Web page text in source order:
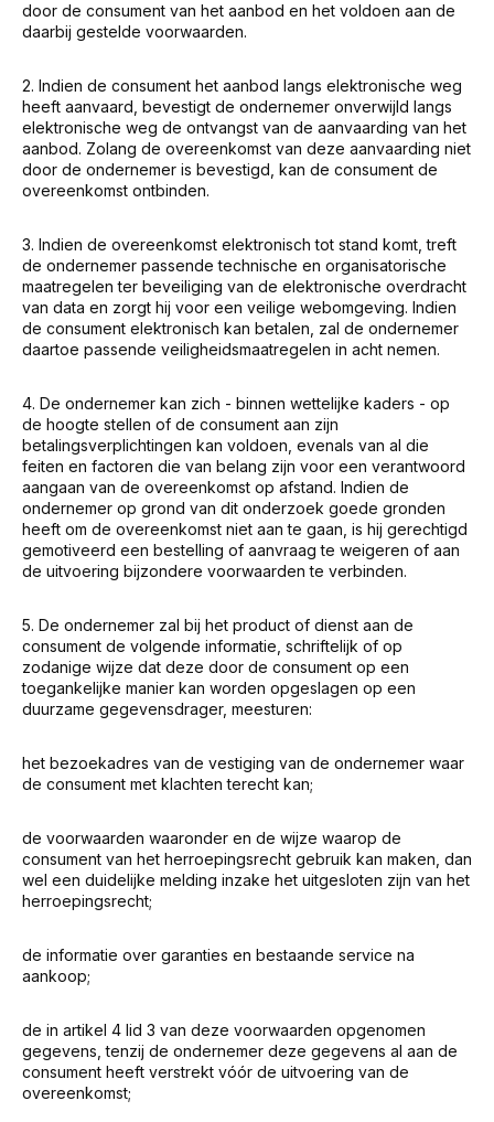
door de consument van het aanbod en het voldoen aan de
daarbij gestelde voorwaarden.
2. Indien de consument het aanbod langs elektronische weg
heeft aanvaard, bevestigt de ondernemer onverwijld langs
elektronische weg de ontvangst van de aanvaarding van het
aanbod. Zolang de overeenkomst van deze aanvaarding niet
door de ondernemer is bevestigd, kan de consument de
overeenkomst ontbinden.
3. Indien de overeenkomst elektronisch tot stand komt, treft
de ondernemer passende technische en organisatorische
maatregelen ter beveiliging van de elektronische overdracht
van data en zorgt hij voor een veilige webomgeving. Indien
de consument elektronisch kan betalen, zal de ondernemer
daartoe passende veiligheidsmaatregelen in acht nemen.
4. De ondernemer kan zich - binnen wettelijke kaders - op
de hoogte stellen of de consument aan zijn
betalingsverplichtingen kan voldoen, evenals van al die
feiten en factoren die van belang zijn voor een verantwoord
aangaan van de overeenkomst op afstand. Indien de
ondernemer op grond van dit onderzoek goede gronden
heeft om de overeenkomst niet aan te gaan, is hij gerechtigd
gemotiveerd een bestelling of aanvraag te weigeren of aan
de uitvoering bijzondere voorwaarden te verbinden.
5. De ondernemer zal bij het product of dienst aan de
consument de volgende informatie, schriftelijk of op
zodanige wijze dat deze door de consument op een
toegankelijke manier kan worden opgeslagen op een
duurzame gegevensdrager, meesturen:
het bezoekadres van de vestiging van de ondernemer waar
de consument met klachten terecht kan;
de voorwaarden waaronder en de wijze waarop de
consument van het herroepingsrecht gebruik kan maken, dan
wel een duidelijke melding inzake het uitgesloten zijn van het
herroepingsrecht;
de informatie over garanties en bestaande service na
aankoop;
de in artikel 4 lid 3 van deze voorwaarden opgenomen
gegevens, tenzij de ondernemer deze gegevens al aan de
consument heeft verstrekt vóór de uitvoering van de
overeenkomst;